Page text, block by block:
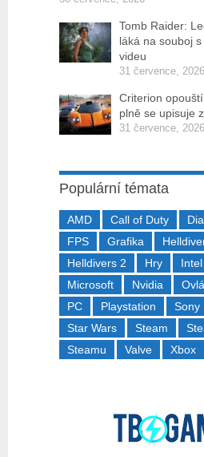
Tomb Raider:
láká na souboj
videu
31 července, 2026
Criterion
plně se upisuje
31 července, 2026
Populární témata
AMD Call of Duty
FPS
Grafika
Helldivers 2
Hry Intel
Microsoft
Nvidia
PC
Playstation Sony
Star Wars
Steam
Steamu
Valve Xbox